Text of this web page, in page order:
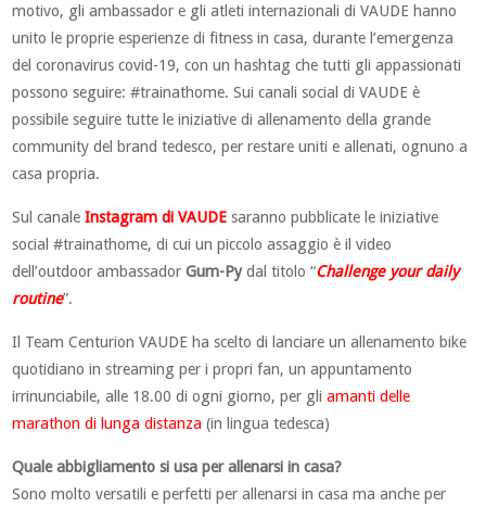
motivo, gli ambassador e gli atleti internazionali di VAUDE hanno
unito le proprie esperienze di fitness in casa, durante l’emergenza
del coronavirus covid-19, con un hashtag che tutti gli appassionati
possono seguire: #trainathome. Sui canali social di VAUDE è
possibile seguire tutte le iniziative di allenamento della grande
community del brand tedesco, per restare uniti e allenati, ognuno a
casa propria.
Sul canaleInstagram di VAUDE saranno pubblicate le iniziative
social #trainathome, di cui un piccolo assaggio è il video
dell’outdoor ambassadorGum-Pydal titolo “Challenge your daily
routine”.
Il Team Centurion VAUDE ha scelto di lanciare un allenamento bike
quotidiano in streaming per i propri fan, un appuntamento
irrinunciabile, alle 18.00 di ogni giorno, per gli amanti delle
marathon di lunga distanza (in lingua tedesca)
Quale abbigliamento si usa per allenarsi in casa?
Sono molto versatili e perfetti per allenarsi in casa ma anche per